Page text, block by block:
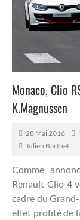
Monaco, Clio
K.Magnussen
28 Mai 2016
Julien Barthet
Comme
Renault Clio 4
cadre du
effet profité de